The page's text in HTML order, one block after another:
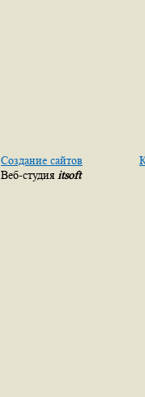
Создание сайтов
Веб-студия itsoft